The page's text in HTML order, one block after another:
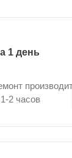
1 день
2 часов